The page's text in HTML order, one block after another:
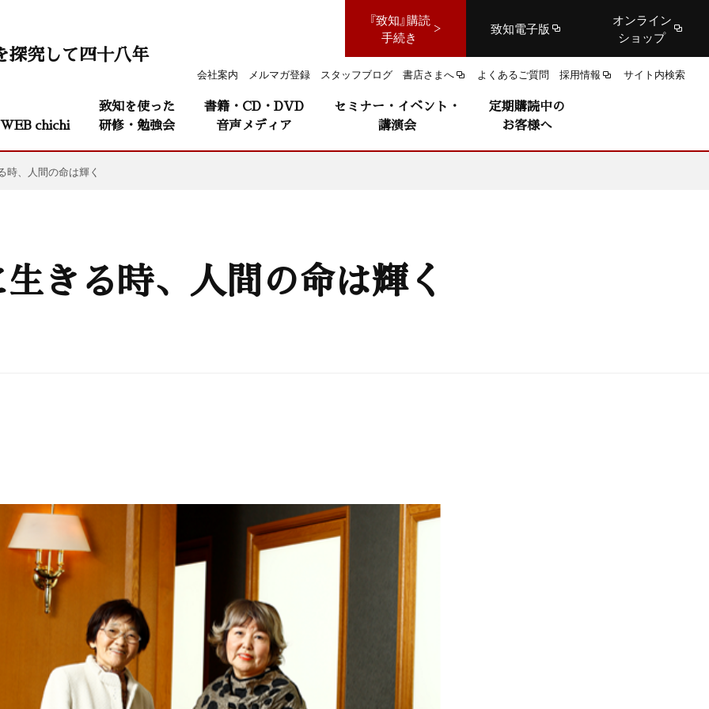
『致知』購読
手続き
致知電子版
オンライン
ショップ
会社案内 メルマガ登録 スタッフブログ 書店さまへ よくあるご質問 採用情報 サイト内検索
探究して四十八年
WEB chichi
致知を使った
研修・勉強会
書籍・CD・DVD
音声メディア
セミナー・イベント・
講演会
定期購読中の
お客様へ
時、人間の命は輝く
きる時、人間の命は輝く